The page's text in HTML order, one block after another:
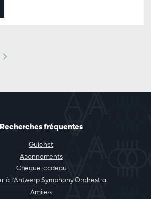
Recherches fréquentes
Guichet
Abonnements
Chèque-cadeau
à l'Antwerp Symphony Orchestra
Ami·e·s